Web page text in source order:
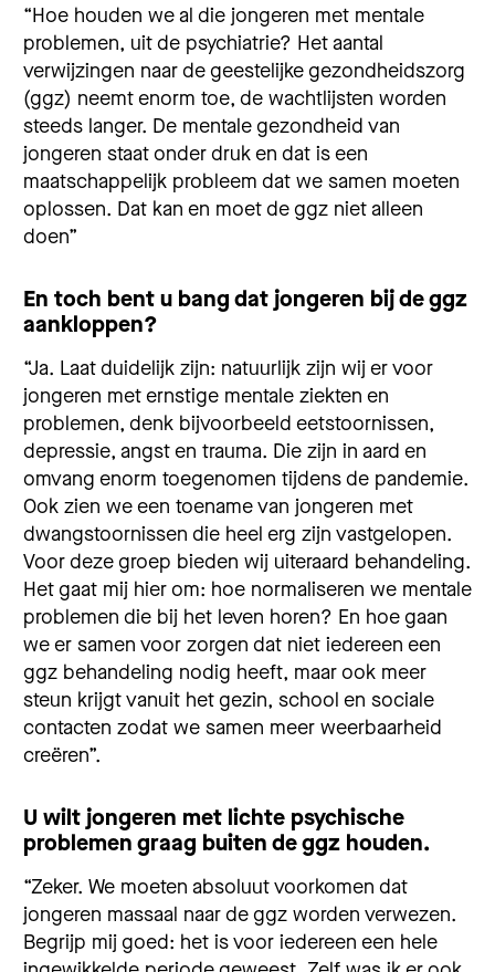
“Hoe houden we al die jongeren met mentale
problemen, uit de psychiatrie? Het aantal
verwijzingen naar de geestelijke gezondheidszorg
(ggz) neemt enorm toe, de wachtlijsten worden
steeds langer. De mentale gezondheid van
jongeren staat onder druk en dat is een
maatschappelijk probleem dat we samen moeten
oplossen. Dat kan en moet de ggz niet alleen
doen”
En toch bent u bang dat jongeren bij de ggz
aankloppen?
“Ja. Laat duidelijk zijn: natuurlijk zijn wij er voor
jongeren met ernstige mentale ziekten en
problemen, denk bijvoorbeeld eetstoornissen,
depressie, angst en trauma. Die zijn in aard en
omvang enorm toegenomen tijdens de pandemie.
Ook zien we een toename van jongeren met
dwangstoornissen die heel erg zijn vastgelopen.
Voor deze groep bieden wij uiteraard behandeling.
Het gaat mij hier om: hoe normaliseren we mentale
problemen die bij het leven horen? En hoe gaan
we er samen voor zorgen dat niet iedereen een
ggz behandeling nodig heeft, maar ook meer
steun krijgt vanuit het gezin, school en sociale
contacten zodat we samen meer weerbaarheid
creëren”.
U wilt jongeren met lichte psychische
problemen graag buiten de ggz houden.
“Zeker. We moeten absoluut voorkomen dat
jongeren massaal naar de ggz worden verwezen.
Begrijp mij goed: het is voor iedereen een hele